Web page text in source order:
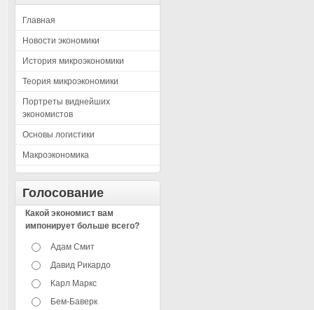
Главная
Новости экономики
История микроэкономики
Теория микроэкономики
Портреты виднейших
экономистов
Основы логистики
Макроэкономика
Голосование
Какой экономист вам
импонирует больше всего?
Адам Смит
Давид Рикардо
Карл Маркс
Бем-Баверк